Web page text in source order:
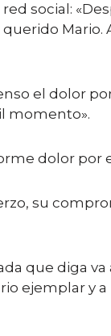
social:
el dolor
momento».
dolor
su
que diga
ejemplar y